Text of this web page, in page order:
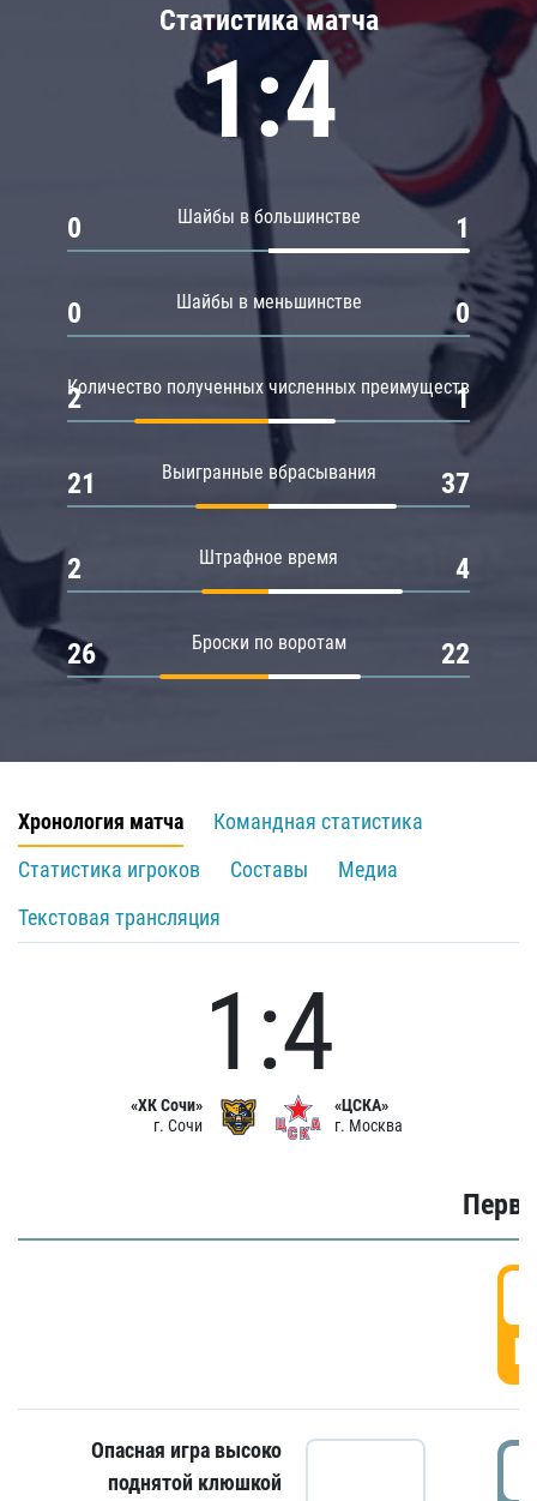
Статистика матча
1:4
Шайбы в большинстве
0 1
Шайбы в меньшинстве
0 0
Количество полученных численных преимуществ
2 1
Выигранные вбрасывания
21 37
Штрафное время
2 4
Броски по воротам
26 22
Хронология матча
Командная статистика
Статистика игроков
Составы
Медиа
Текстовая трансляция
«ХК Сочи»
г. Сочи
1:4
«ЦСКА»
г. Москва
Опасная игра высоко
поднятой клюшкой